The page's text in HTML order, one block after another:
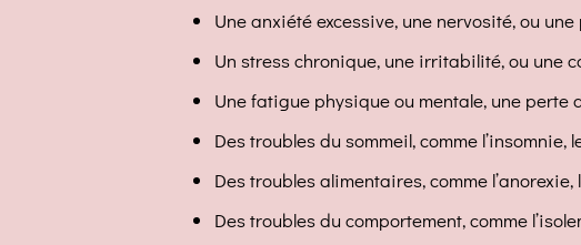
Une anxiété excessive, une nervosité, ou
Un stress chronique, une irritabilité, ou une
Une fatigue physique ou mentale, une perte
Des troubles du sommeil, comme l’insomnie,
Des troubles alimentaires, comme
Des troubles du comportement, comme